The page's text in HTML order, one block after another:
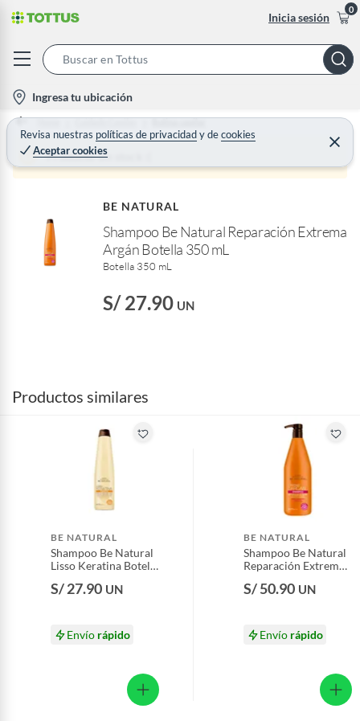
Inicia sesión
0
h
o
t
Ingresa tu ubicación
Revisa nuestras políticas de privacidadydecookies
Aceptar cookies
C
e
r
Home Cuidado Capilar Rutina capilar
Producto sin stock :(
BE NATURAL
Shampoo Be Natural Reparación Extrema
Argán Botella 350 mL
Botella 350 mL
S/ 27.90 UN
Productos similares
BE NATURAL
Shampoo Be Natural
Lisso Keratina Botella
S/ 27.90 UN
Envío rápido
BE NATURAL
Shampoo Be Natural
Reparación Extrema
S/ 50.90 UN
Envío rápido